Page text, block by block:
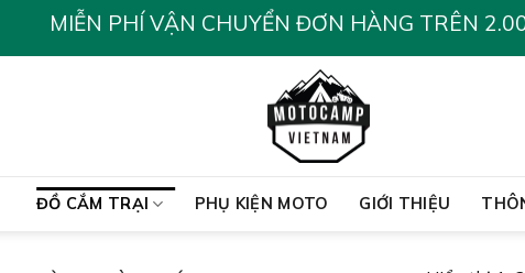
MIỄN PHÍ VẬN CHUYỂN ĐƠN HÀNG TRÊN
ĐỒ CẮM TRẠI PHỤ KIỆN MOTO GIỚI THIỆU